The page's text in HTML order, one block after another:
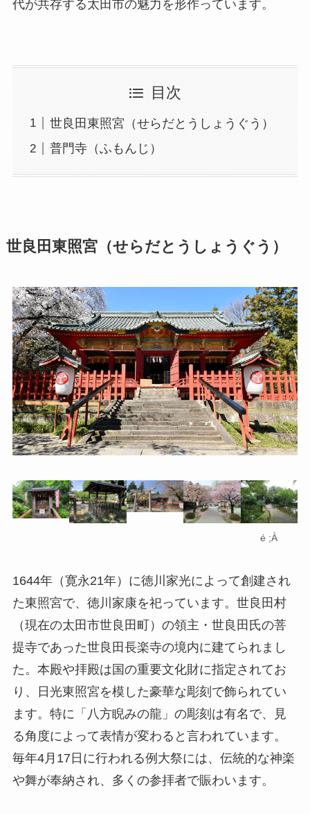
代が共存する太田市の魅力を形作っています。
目次
世良田東照宮（せらだとうしょうぐう）
普門寺（ふもんじ）
世良田東照宮（せらだとうしょうぐう）
é ;À
1644年（寛永21年）に徳川家光によって創建され
た東照宮で、徳川家康を祀っています。世良田村
（現在の太田市世良田町）の領主・世良田氏の菩
提寺であった世良田長楽寺の境内に建てられまし
た。本殿や拝殿は国の重要文化財に指定されてお
り、日光東照宮を模した豪華な彫刻で飾られてい
ます。特に「八方睨みの龍」の彫刻は有名で、見
る角度によって表情が変わると言われています。
毎年4月17日に行われる例大祭には、伝統的な神楽
や舞が奉納され、多くの参拝者で賑わいます。